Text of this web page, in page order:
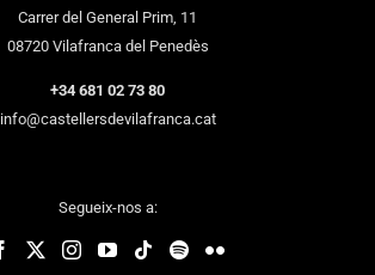
Carrer del General Prim, 11
08720 Vilafranca del Penedès
+34 681 02 73 80
info@castellersdevilafranca.cat
Segueix-nos a: